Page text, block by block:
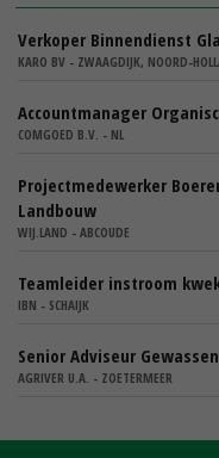
Verkoper Binnendienst
KARO BV - ZWAAGDIJK, NOORD-
Accountmanager
COMGOED B.V. - NL
Projectmedewerker
Landbouw
WIJ.LAND - ABCOUDE
Teamleider instroom
IBN - SCHAIJK
Senior Adviseur
AGRIVER U.A. - ZOETERMEER